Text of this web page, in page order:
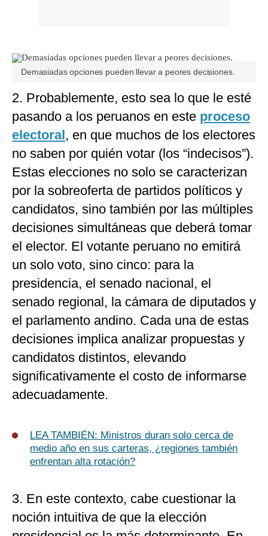
Demasiadas opciones pueden llevar a peores decisiones.
2. Probablemente, esto sea lo que le esté
pasando a los peruanos en este proceso
electoral, en que muchos de los electores
no saben por quién votar (los “indecisos”).
Estas elecciones no solo se caracterizan
por la sobreoferta de partidos políticos y
candidatos, sino también por las múltiples
decisiones simultáneas que deberá tomar
el elector. El votante peruano no emitirá
un solo voto, sino cinco: para la
presidencia, el senado nacional, el
senado regional, la cámara de diputados y
el parlamento andino. Cada una de estas
decisiones implica analizar propuestas y
candidatos distintos, elevando
significativamente el costo de informarse
adecuadamente.
LEA TAMBIÉN: Ministros duran solo cerca de
medio año en sus carteras, ¿regiones también
enfrentan alta rotación?
3. En este contexto, cabe cuestionar la
noción intuitiva de que la elección